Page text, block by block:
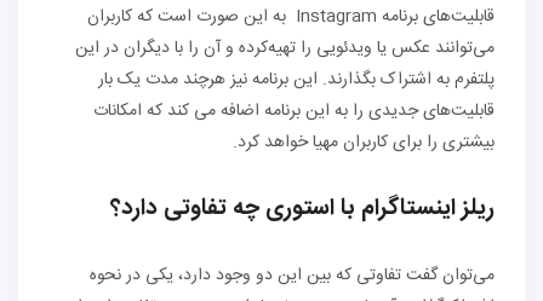
قابلیت‌های برنامه Instagram به این صورت است که کاربران
می‌توانند عکس یا ویدئویی را تهیه‌کرده و آن را با دیگران در این
پلتفرم به اشتراک بگذارند. این برنامه نیز هرچند مدت یک‌ بار
قابلیت‌های جدیدی را به این برنامه اضافه می کند که امکانات
بیشتری را برای کاربران مهیا خواهد کرد.
ریلز اینستاگرام با استوری چه تفاوتی دارد؟
می‌توان گفت تفاوتی که بین این دو وجود دارد، یکی در نحوه